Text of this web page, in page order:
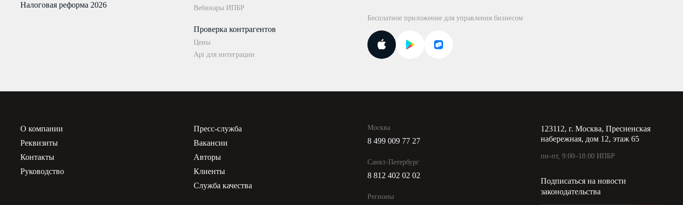
Налоговая реформа 2026
Вебинары ИПБР
Проверка контрагентов
Цены
Api для интеграции
Бесплатное приложение для управления бизнесом
О компании
Реквизиты
Контакты
Руководство
Пресс-служба
Вакансии
Авторы
Клиенты
Служба качества
Москва
8 499 009 77 27
Санкт-Петербург
8 812 402 02 02
Регионы
123112, г. Москва, Пресненская
набережная, дом 12, этаж 65
пн-пт, 9:00–18:00 ИПБР
Подписаться на новости
законодательства